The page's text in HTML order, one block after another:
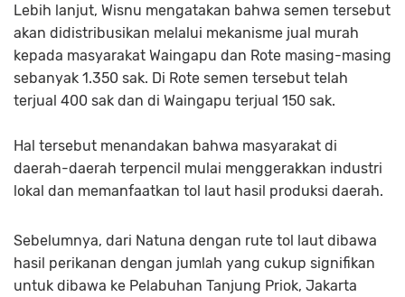
Lebih lanjut, Wisnu mengatakan bahwa semen tersebut
akan didistribusikan melalui mekanisme jual murah
kepada masyarakat Waingapu dan Rote masing-masing
sebanyak 1.350 sak. Di Rote semen tersebut telah
terjual 400 sak dan di Waingapu terjual 150 sak.
Hal tersebut menandakan bahwa masyarakat di
daerah-daerah terpencil mulai menggerakkan industri
lokal dan memanfaatkan tol laut hasil produksi daerah.
Sebelumnya, dari Natuna dengan rute tol laut dibawa
hasil perikanan dengan jumlah yang cukup signifikan
untuk dibawa ke Pelabuhan Tanjung Priok, Jakarta